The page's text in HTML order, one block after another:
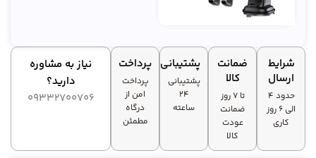
شرایط
ارسال
حدود 4
الی 6 روز
کاری
ضمانت
کالا
تا ۷ روز
ضمانت
عودت
کالا
پشتیبانی
پشتیبانی
۲۴
ساعته
پرداخت
پرداخت
امن از
درگاه
مطمئن
نیاز به مشاوره
دارید؟
09332700706